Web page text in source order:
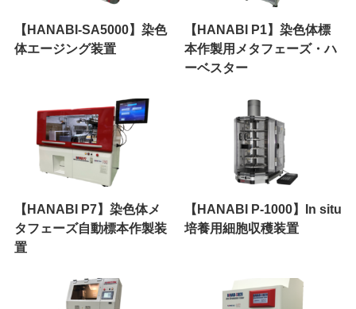
【HANABI-SA5000】染色
体エージング装置
【HANABI P1】染色体標
本作製用メタフェーズ・ハ
ーベスター
【HANABI P7】染色体メ
タフェーズ自動標本作製装
置
【HANABI P-1000】In situ
培養用細胞収穫装置